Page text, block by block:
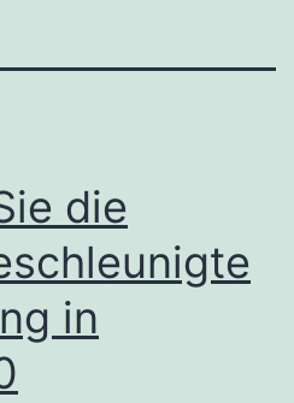
die
in